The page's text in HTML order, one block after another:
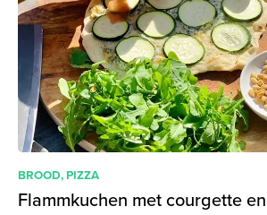
BROOD,PIZZA
Flammkuchen met courgette